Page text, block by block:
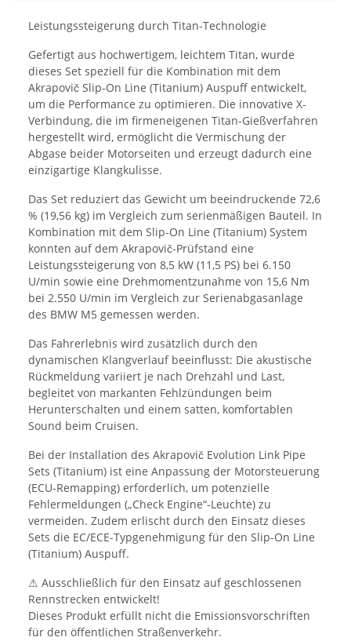
Leistungssteigerung durch Titan-Technologie
Gefertigt aus hochwertigem, leichtem Titan, wurde
dieses Set speziell für die Kombination mit dem
Akrapovič Slip-On Line (Titanium) Auspuff entwickelt,
um die Performance zu optimieren. Die innovative X-
Verbindung, die im firmeneigenen Titan-Gießverfahren
hergestellt wird, ermöglicht die Vermischung der
Abgase beider Motorseiten und erzeugt dadurch eine
einzigartige Klangkulisse.
Das Set reduziert das Gewicht um beeindruckende 72,6
% (19,56 kg) im Vergleich zum serienmäßigen Bauteil. In
Kombination mit dem Slip-On Line (Titanium) System
konnten auf dem Akrapovič-Prüfstand eine
Leistungssteigerung von 8,5 kW (11,5 PS) bei 6.150
U/min sowie eine Drehmomentzunahme von 15,6 Nm
bei 2.550 U/min im Vergleich zur Serienabgasanlage
des BMW M5 gemessen werden.
Das Fahrerlebnis wird zusätzlich durch den
dynamischen Klangverlauf beeinflusst: Die akustische
Rückmeldung variiert je nach Drehzahl und Last,
begleitet von markanten Fehlzündungen beim
Herunterschalten und einem satten, komfortablen
Sound beim Cruisen.
Bei der Installation des Akrapovič Evolution Link Pipe
Sets (Titanium) ist eine Anpassung der Motorsteuerung
(ECU-Remapping) erforderlich, um potenzielle
Fehlermeldungen („Check Engine“-Leuchte) zu
vermeiden. Zudem erlischt durch den Einsatz dieses
Sets die EC/ECE-Typgenehmigung für den Slip-On Line
(Titanium) Auspuff.
⚠ Ausschließlich für den Einsatz auf geschlossenen
Rennstrecken entwickelt!
Dieses Produkt erfüllt nicht die Emissionsvorschriften
für den öffentlichen Straßenverkehr.